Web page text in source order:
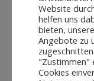
Website
helfen uns
bieten,
Angebote zu
"Zustimmen"
Cookies